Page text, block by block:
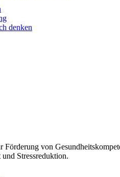
denken
Förderung von
Stressreduktion.